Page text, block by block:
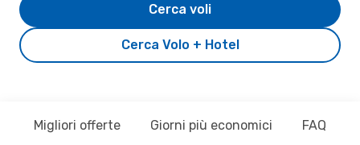
Cerca Volo + Hotel
Cerca voli
Migliori offerte Giorni più economici FAQ